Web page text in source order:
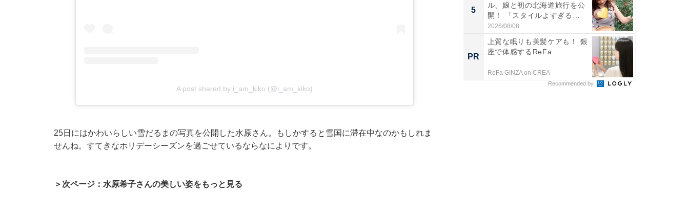
A post shared by i_am_kiko (@i_am_kiko)
25日にはかわいらしい雪だるまの写真を公開した水原さん。もしかすると雪国に滞在中なのかもしれま
せんね。すてきなホリデーシーズンを過ごせているならなによりです。
＞次ページ：水原希子さんの美しい姿をもっと見る
5
ル、娘と初の北海道旅行を公
開！ 「スタイルよすぎる
よ〜...
2026/08/08
PR
上質な眠りも美髪ケアも！ 銀
座で体感するReFa
ReFa GINZA on CREA
Recommended by